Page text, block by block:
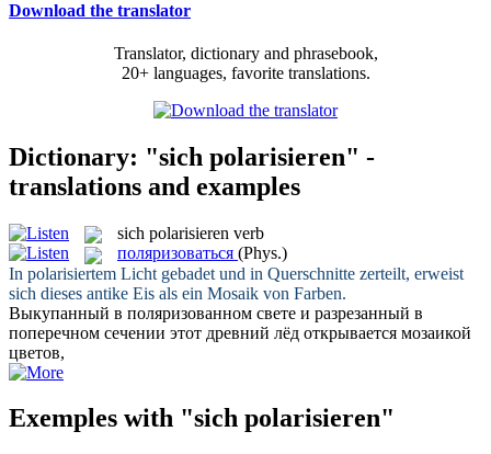
Download the translator
Translator, dictionary and phrasebook,
20+ languages, favorite translations.
Dictionary: "sich polarisieren" -
translations and examples
sich polarisieren verb
поляризоваться (Phys.)
In polarisiertem Licht gebadet und in Querschnitte zerteilt, erweist
sich dieses antike Eis als ein Mosaik von Farben.
Выкупанный в поляризованном свете и разрезанный в
поперечном сечении этот древний лёд открывается мозаикой
цветов,
Exemples with "sich polarisieren"